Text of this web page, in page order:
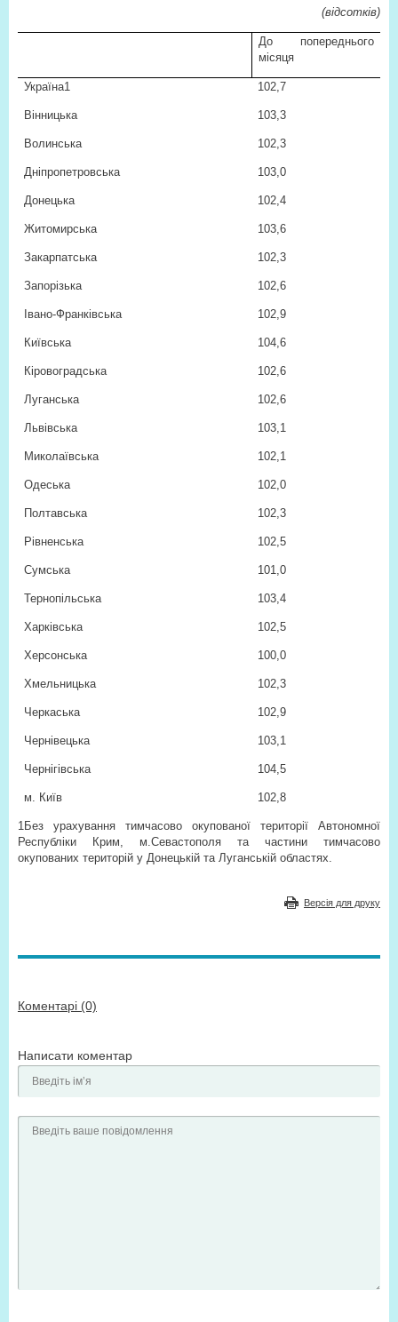
(відсотків)
До попереднього
місяця
Україна1 102,7
Вінницька 103,3
Волинська 102,3
Дніпропетровська 103,0
Донецька 102,4
Житомирська 103,6
Закарпатська 102,3
Запорізька 102,6
Івано-Франківська 102,9
Київська 104,6
Кіровоградська 102,6
Луганська 102,6
Львівська 103,1
Миколаївська 102,1
Одеська 102,0
Полтавська 102,3
Рівненська 102,5
Сумська 101,0
Тернопільська 103,4
Харківська 102,5
Херсонська 100,0
Хмельницька 102,3
Черкаська 102,9
Чернівецька 103,1
Чернігівська 104,5
м. Київ 102,8
1Без урахування тимчасово окупованої території Автономної
Республіки Крим, м.Севастополя та частини тимчасово
окупованих територій у Донецькій та Луганській областях.
Версія для друку
Коментарі (0)
Написати коментар